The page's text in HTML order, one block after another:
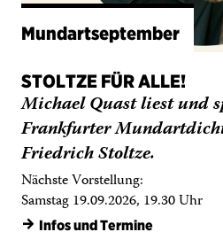
STOLTZE FÜR ALLE!
Michael Quast liest und
Frankfurter
Friedrich Stoltze.
Nächste Vorstellung:
Samstag 19.09.2026, 19.30 Uhr
→ Infos und Termine